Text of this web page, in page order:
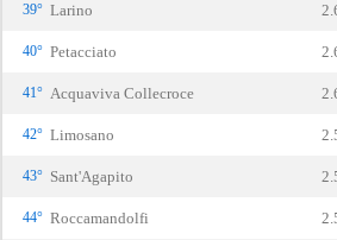
39° Larino
40° Petacciato
41° Acquaviva Collecroce
42° Limosano
43° Sant'Agapito
44° Roccamandolfi